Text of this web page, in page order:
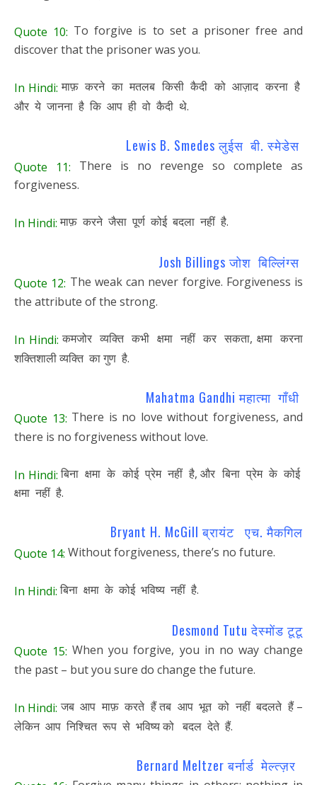
Quote 10: To forgive is to set a prisoner free and
discover that the prisoner was you.
In Hindi: माफ़ करने का मतलब किसी कैदी को आज़ाद करना है
और ये जानना है कि आप ही वो कैदी थे.
Lewis B. Smedes लुईस बी. स्मेडेस
Quote 11: There is no revenge so complete as
forgiveness.
In Hindi:माफ़ करने जैसा पूर्ण कोई बदला नहीं है.
Josh Billings जोश बिल्लिंग्स
Quote 12: The weak can never forgive. Forgiveness is
the attribute of the strong.
In Hindi: कमजोर व्यक्ति कभी क्षमा नहीं कर सकता, क्षमा करना
शक्तिशाली व्यक्ति का गुण है.
Mahatma Gandhi महात्मा गाँधी
Quote 13: There is no love without forgiveness, and
there is no forgiveness without love.
In Hindi:बिना क्षमा के कोई प्रेम नहीं है, और बिना प्रेम के कोई
क्षमा नहीं है.
Bryant H. McGill ब्रायंट एच. मैकगिल
Quote 14: Without forgiveness, there’s no future.
In Hindi:बिना क्षमा के कोई भविष्य नहीं है.
Desmond Tutu देस्मोंड टूटू
Quote 15: When you forgive, you in no way change
the past – but you sure do change the future.
In Hindi: जब आप माफ़ करते हैं तब आप भूत को नहीं बदलते हैं –
लेकिन आप निश्चित रूप से भविष्य को बदल देते हैं.
Bernard Meltzer बर्नार्ड मेल्त्ज़र